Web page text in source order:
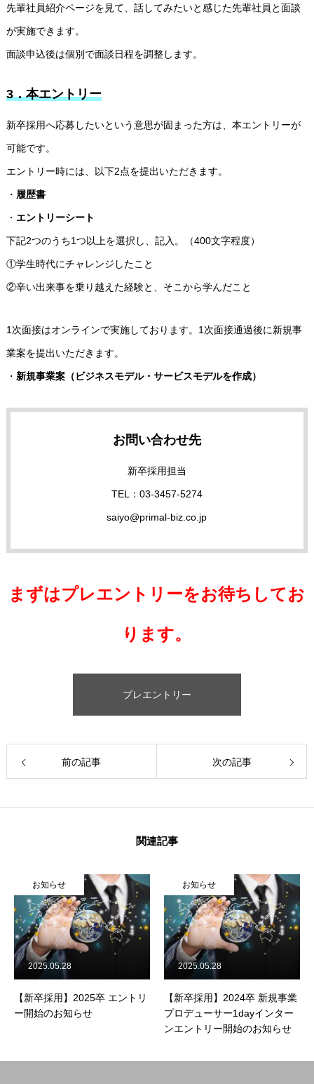
プライマルについて
プライマルの文化・特徴
プロジェクトの事例と社員の成長
先輩社員紹介・面談申し込み
募集要項
プライマル新卒採用エントリー
プライマルについて プライマルの文化・特徴
先輩社員紹介ページを見て、話してみたいと感じた先輩社員と面談
が実施できます。
面談申込後は個別で面談日程を調整します。
3．本エントリー
新卒採用へ応募したいという意思が固まった方は、本エントリーが
可能です。
エントリー時には、以下2点を提出いただきます。
・ 履歴書
・ エントリーシート
下記2つのうち1つ以上を選択し、記入。（400文字程度）
①学生時代にチャレンジしたこと
②辛い出来事を乗り越えた経験と、そこから学んだこと
1次面接はオンラインで実施しております。1次面接通過後に新規事
業案を提出いただきます。
・ 新規事業案（ビジネスモデル・サービスモデルを作成）
お問い合わせ先
新卒採用担当
TEL：03-3457-5274
saiyo@primal-biz.co.jp
まずはプレエントリーをお待ちしてお
ります。
プレエントリー
前の記事 次の記事
関連記事
お知らせ
【新卒採用】2025卒 エントリ
ー開始のお知らせ
2025.05.28
お知らせ
【新卒採用】2024卒 新規事業
プロデューサー1dayインター
ンエントリー開始のお知らせ
2025.05.28